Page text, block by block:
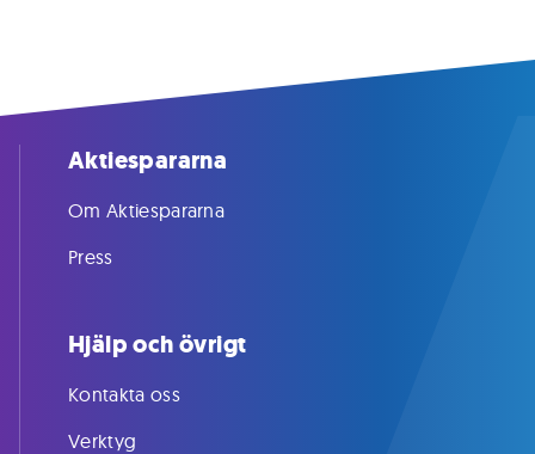
Aktiespararna
Om Aktiespararna
Press
Hjälp och övrigt
Kontakta oss
Verktyg